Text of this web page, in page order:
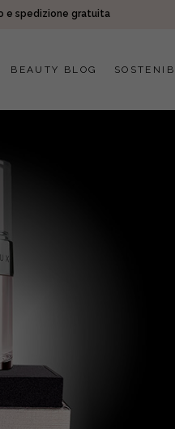
e spedizione gratuita
BEAUTY BLOG